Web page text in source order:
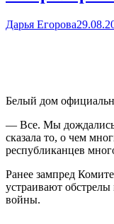
Дарья Егорова
Белый дом
— Все. Мы дождались.
сказала то, о чем
республиканцев
Ранее зампред
устраивают
войны.